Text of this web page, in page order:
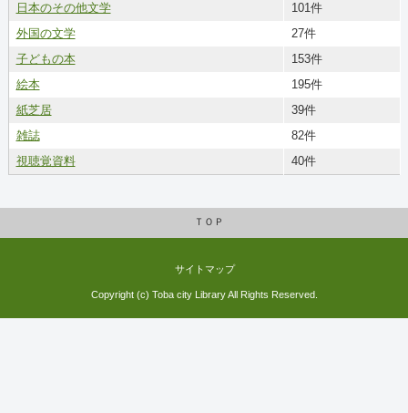
日本のその他文学
101件
外国の文学
27件
子どもの本
153件
絵本
195件
紙芝居
39件
雑誌
82件
視聴覚資料
40件
ＴＯＰ
サイトマップ
Copyright (c) Toba city Library All Rights Reserved.